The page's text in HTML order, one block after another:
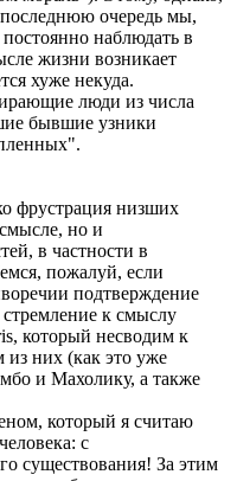
очередь мы,
наблюдать в
жизни возникает
хуже некуда.
люди из числа
бывшие узники
фрустрация низших
но и
в частности в
пожалуй, если
подтверждение
к смыслу
который несводим к
них (как это уже
и Махолику, а также
который я считаю
с
существования! За этим